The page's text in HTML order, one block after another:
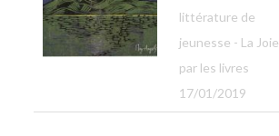
littérature de
jeunesse - La Joie
par les livres
17/01/2019